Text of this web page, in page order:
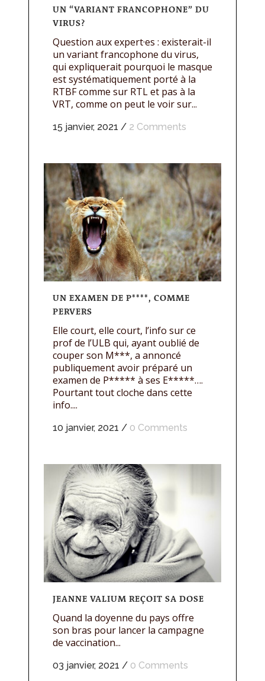
UN “VARIANT FRANCOPHONE” DU
VIRUS?
Question aux expert·es : existerait-il
un variant francophone du virus,
qui expliquerait pourquoi le masque
est systématiquement porté à la
RTBF comme sur RTL et pas à la
VRT, comme on peut le voir sur...
15 janvier, 2021 / 2 Comments
UN EXAMEN DE P****, COMME
PERVERS
Elle court, elle court, l’info sur ce
prof de l’ULB qui, ayant oublié de
couper son M***, a annoncé
publiquement avoir préparé un
examen de P***** à ses E*****….
Pourtant tout cloche dans cette
info....
10 janvier, 2021 / 0 Comments
JEANNE VALIUM REÇOIT SA DOSE
Quand la doyenne du pays offre
son bras pour lancer la campagne
de vaccination...
03 janvier, 2021 / 0 Comments